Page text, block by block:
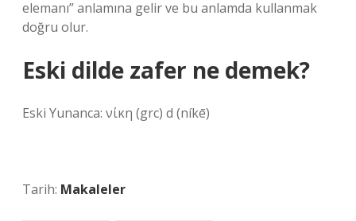
elemanı” anlamına gelir ve bu anlamda kullanmak
doğru olur.
Eski dilde zafer ne demek?
Eski Yunanca: νίκη (grc) d (níkē)
Tarih: Makaleler